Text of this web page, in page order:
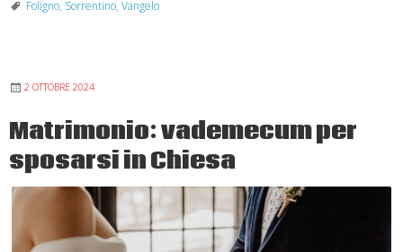
Foligno, Sorrentino, Vangelo
2 OTTOBRE 2024
Matrimonio: vademecum per
sposarsi in Chiesa